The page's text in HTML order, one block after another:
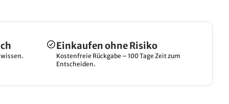
Einkaufen ohne Risiko
Kostenfreie Rückgabe – 100 Tage Zeit zum
Entscheiden.